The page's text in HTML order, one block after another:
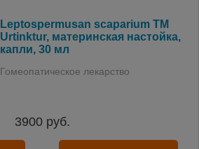
Leptospermusan scaparium TM
Urtinktur, материнская настойка,
капли, 30 мл
Гомеопатическое лекарство
3900руб.